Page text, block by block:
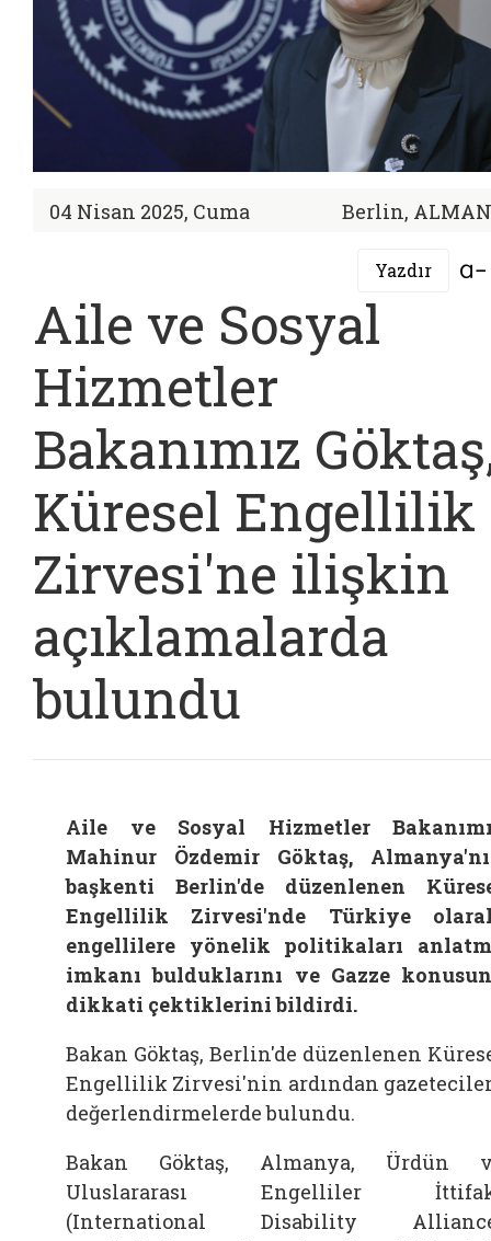
04 Nisan 2025, Cuma Berlin,
Yazdır
Aile ve Sosyal
Hizmetler
Bakanımız
Küresel Engellilik
Zirvesi'ne ilişkin
açıklamalarda
bulundu
Aile ve Sosyal Hizmetler
Mahinur Özdemir Göktaş,
başkenti Berlin'de düzenlenen
Engellilik Zirvesi'nde Türkiye
engellilere yönelik politikaları
imkanı bulduklarını ve Gazze
dikkati çektiklerini bildirdi.
Bakan Göktaş, Berlin'de düzenlenen
Engellilik Zirvesi'nin ardından
değerlendirmelerde bulundu.
Bakan Göktaş, Almanya, Ürdün
Uluslararası Engelliler
(International Disability